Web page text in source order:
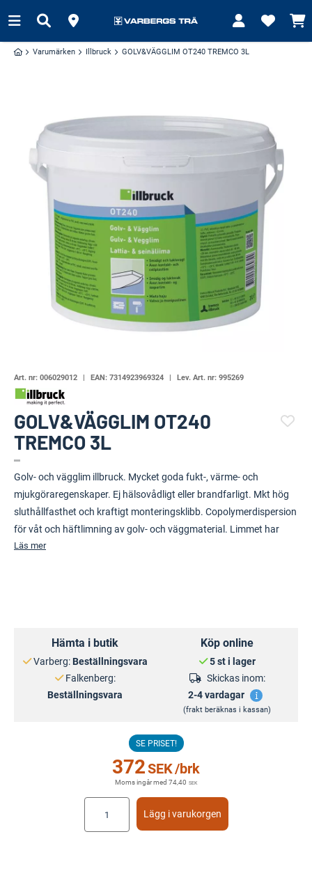
Varumärken Illbruck GOLV&VÄGGLIM OT240 TREMCO 3L
Art. nr: 006029012 EAN: 7314923969324 Lev. Art. nr: 995269
GOLV&VÄGGLIM OT240
TREMCO 3L
Golv- och vägglim illbruck. Mycket goda fukt-, värme- och
mjukgöraregenskaper. Ej hälsovådligt eller brandfarligt. Mkt hög
sluthållfasthet och kraftigt monteringsklibb. Copolymerdispersion
för våt och häftlimning av golv- och väggmaterial. Limmet har
Läs mer
Hämta i butik
Varberg: Beställningsvara
Falkenberg:
Beställningsvara
Köp online
5 st i lager
Skickas inom:
2-4 vardagar
(frakt beräknas i kassan)
SE PRISET!
372SEK/brk
Moms ingår med 74,40 SEK
Lägg i varukorgen